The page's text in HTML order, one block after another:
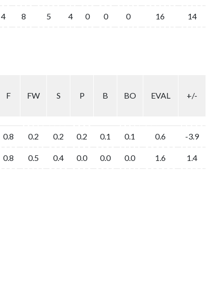
4 8 5 4 0 0 0 16 14
F FW S P B BO EVAL
+/-
0.8 0.2 0.2 0.2 0.1 0.1 0.6 -3.9
0.8 0.5 0.4 0.0 0.0 0.0 1.6 1.4